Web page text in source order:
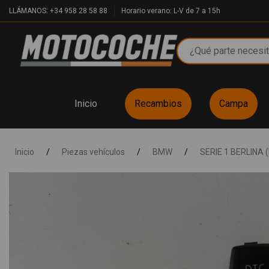
LLÁMANOS: +34 958 28 58 88 Horario verano: L-V de 7 a 15h
Inicio Recambios Campa
Inicio / Piezas vehículos / BMW / SERIE 1 BERLINA